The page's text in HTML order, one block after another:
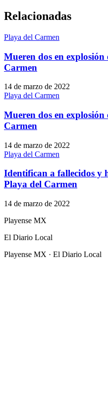
Relacionadas
Playa del Carmen
Mueren dos en explosión
Carmen
14 de marzo de 2022
Playa del Carmen
Mueren dos en explosión
Carmen
14 de marzo de 2022
Playa del Carmen
Identifican a fallecidos y
Playa del Carmen
14 de marzo de 2022
Playense MX
El Diario Local
Playense MX · El Diario Local